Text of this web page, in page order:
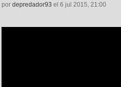
por depredador93 el 6 jul 2015, 21:00